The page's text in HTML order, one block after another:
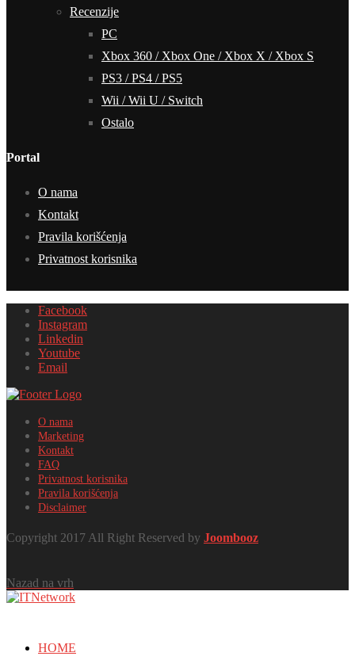
Recenzije
PC
Xbox 360 / Xbox One / Xbox X / Xbox S
PS3 / PS4 / PS5
Wii / Wii U / Switch
Ostalo
Portal
O nama
Kontakt
Pravila korišćenja
Privatnost korisnika
Facebook
Instagram
Linkedin
Youtube
Email
O nama
Marketing
Kontakt
FAQ
Privatnost korisnika
Pravila korišćenja
Disclaimer
Copyright 2017 All Right Reserved by Joombooz
Nazad na vrh
HOME